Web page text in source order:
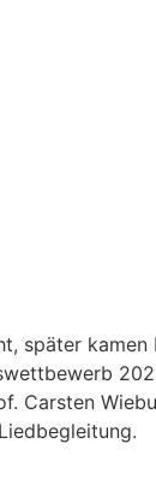
später
Carsten